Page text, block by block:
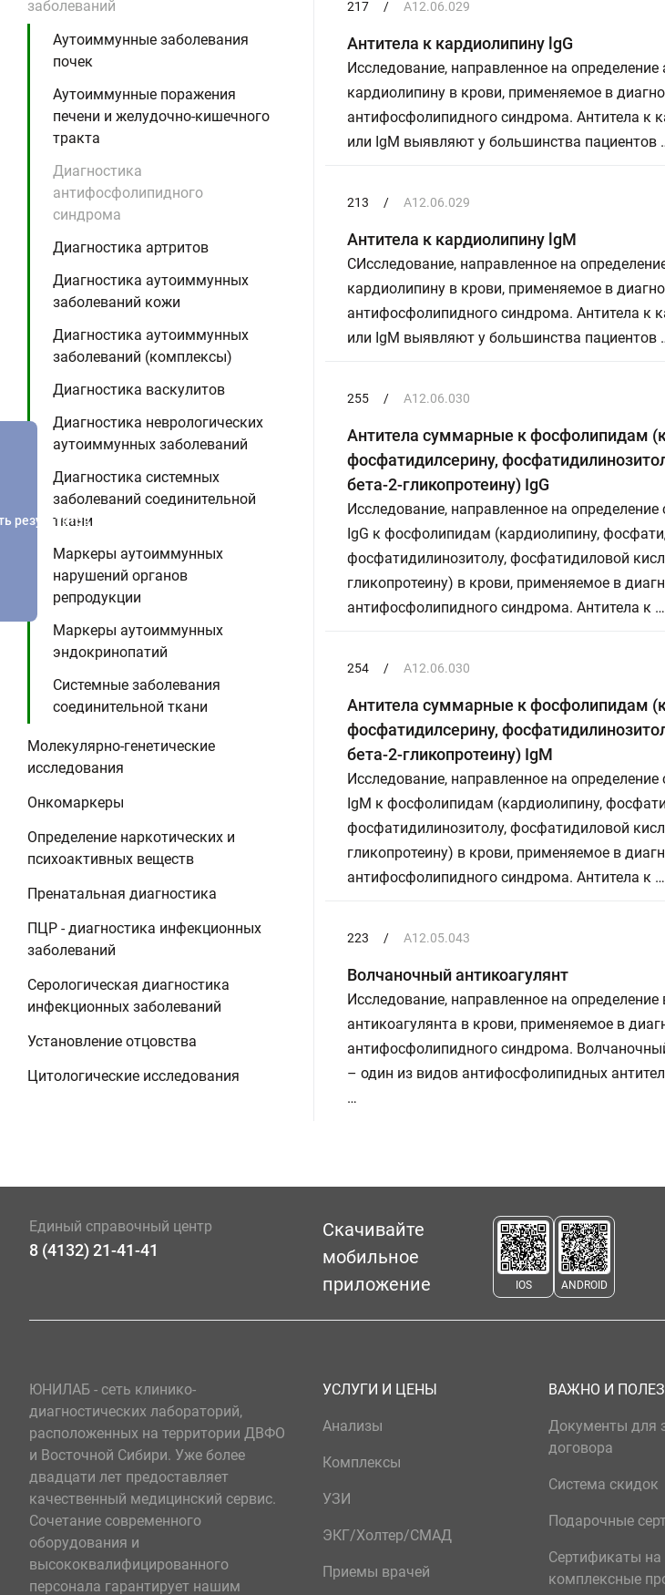
заболеваний
Аутоиммунные заболевания
почек
Аутоиммунные поражения
печени и желудочно-кишечного
тракта
Диагностика
антифосфолипидного
синдрома
Диагностика артритов
Диагностика аутоиммунных
заболеваний кожи
Диагностика аутоиммунных
заболеваний (комплексы)
Диагностика васкулитов
Диагностика неврологических
аутоиммунных заболеваний
Диагностика системных
заболеваний соединительной
ткани
Маркеры аутоиммунных
нарушений органов
репродукции
Маркеры аутоиммунных
эндокринопатий
Системные заболевания
соединительной ткани
Молекулярно-генетические
исследования
Онкомаркеры
Определение наркотических и
психоактивных веществ
Пренатальная диагностика
ПЦР - диагностика инфекционных
заболеваний
Серологическая диагностика
инфекционных заболеваний
Установление отцовства
Цитологические исследования
217 / A12.06.029
Антитела к кардиолипину lgG
Исследование, направленное на определение
кардиолипину в крови, применяемое в
антифосфолипидного синдрома. Антитела к
или IgM выявляют у большинства пациентов
213 / A12.06.029
Антитела к кардиолипину lgМ
СИсследование, направленное на
кардиолипину в крови, применяемое в
антифосфолипидного синдрома. Антитела к
или IgM выявляют у большинства пациентов
255 / A12.06.030
Антитела суммарные к фосфолипидам
фосфатидилсерину,
бета-2-гликопротеину) IgG
Исследование, направленное на
IgG к фосфолипидам (кардиолипину,
фосфатидилинозитолу, фосфатидиловой
гликопротеину) в крови, применяемое в
антифосфолипидного синдрома. Антитела к …
254 / A12.06.030
Антитела суммарные к фосфолипидам
фосфатидилсерину,
бета-2-гликопротеину) IgM
Исследование, направленное на
IgM к фосфолипидам (кардиолипину,
фосфатидилинозитолу, фосфатидиловой
гликопротеину) в крови, применяемое в
антифосфолипидного синдрома. Антитела к …
223 / A12.05.043
Волчаночный антикоагулянт
Исследование, направленное на определение
антикоагулянта в крови, применяемое в
антифосфолипидного синдрома.
– один из видов антифосфолипидных
…
результатов
Единый справочный центр
8 (4132) 21-41-41
Скачивайте
мобильное
приложение
IOS ANDROID
ЮНИЛАБ - сеть клинико-
диагностических лабораторий,
расположенных на территории ДВФО
и Восточной Сибири. Уже более
двадцати лет предоставляет
качественный медицинский сервис.
Сочетание современного
оборудования и
высококвалифицированного
персонала гарантирует нашим
УСЛУГИ И ЦЕНЫ
Анализы
Комплексы
УЗИ
ЭКГ/Холтер/СМАД
Приемы врачей
ВАЖНО И
Документы для
договора
Система скидок
Подарочные
Сертификаты на
комплексные